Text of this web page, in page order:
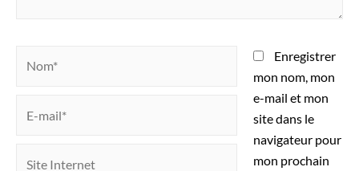
Enregistrer
mon nom, mon
e-mail et mon
site dans le
navigateur pour
mon prochain